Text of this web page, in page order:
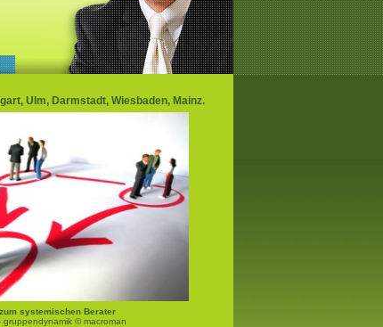
Ulm, Darmstadt, Wiesbaden, Mainz.
systemischen Berater
© macroman